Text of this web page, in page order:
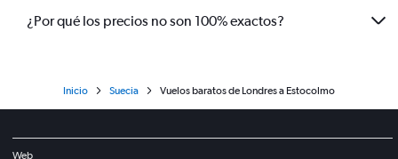
¿Por qué los precios no son 100% exactos?
Inicio Suecia Vuelos baratos de Londres a Estocolmo
Web